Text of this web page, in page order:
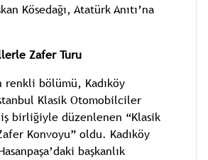
Kösedağı, Atatürk Anıtı’na
Zafer Turu
renkli bölümü, Kadıköy
Klasik Otomobilciler
iş birliğiyle düzenlenen “Klasik
Konvoyu” oldu. Kadıköy
başkanlık